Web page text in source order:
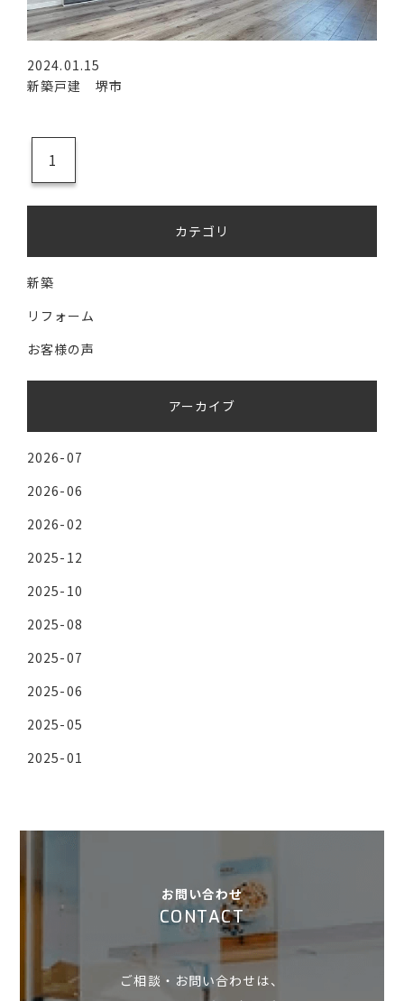
2024.01.15
新築戸建 堺市
1
カテゴリ
新築
リフォーム
お客様の声
アーカイブ
2026-07
2026-06
2026-02
2025-12
2025-10
2025-08
2025-07
2025-06
2025-05
2025-01
お問い合わせ
CONTACT
ご相談・お問い合わせは、